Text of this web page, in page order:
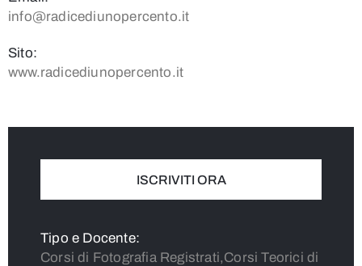
info@radicediunopercento.it
Sito:
www.radicediunopercento.it
ISCRIVITI ORA
Tipo e Docente:
Corsi di Fotografia Registrati,Corsi Teorici di